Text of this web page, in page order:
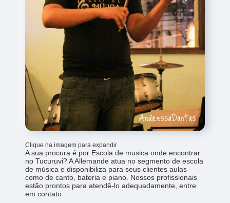
Clique na imagem para expandir
A sua procura é por Escola de musica onde encontrar
no Tucuruvi? A Allemande atua no segmento de escola
de música e disponibiliza para seus clientes aulas
como de canto, bateria e piano. Nossos profissionais
estão prontos para atendê-lo adequadamente, entre
em contato.